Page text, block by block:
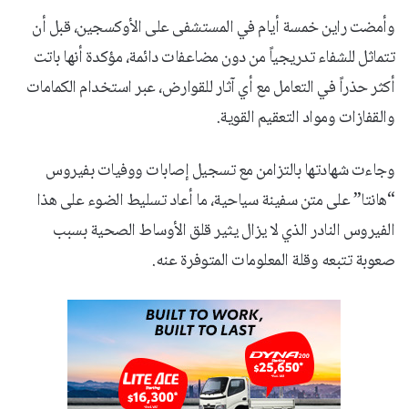
وأمضت راين خمسة أيام في المستشفى على الأوكسجين، قبل أن
تتماثل للشفاء تدريجياً من دون مضاعفات دائمة، مؤكدة أنها باتت
أكثر حذراً في التعامل مع أي آثار للقوارض، عبر استخدام الكمامات
والقفازات ومواد التعقيم القوية.
وجاءت شهادتها بالتزامن مع تسجيل إصابات ووفيات بفيروس
“هانتا” على متن سفينة سياحية، ما أعاد تسليط الضوء على هذا
الفيروس النادر الذي لا يزال يثير قلق الأوساط الصحية بسبب
صعوبة تتبعه وقلة المعلومات المتوفرة عنه.